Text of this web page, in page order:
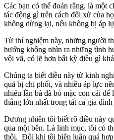
Các bạn có thể đoán rằng, là một
tác động gì trên cách đối xử của
không dừng lại, nếu không bị áp
Từ thí nghiệm này, những người
hướng không nhìn ra những tình
vội vã, có lẽ hơn bất kỳ điều gì
Chúng ta biết điều này từ kinh
quá bị chi phối, và nhiều áp lực
nhiêu lần bà đã bỏ mặc con cái
thẳng lớn nhất trong tất cả gia
Đương nhiên tôi biết rõ điều này
qua một bên. Là linh mục, tôi có
thôi. Đôi khi tôi biện luận quá hợp